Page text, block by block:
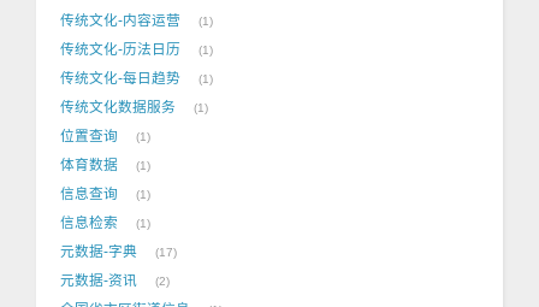
传统文化-内容运营 1
传统文化-历法日历 1
传统文化-每日趋势 1
传统文化数据服务 1
位置查询 1
体育数据 1
信息查询 1
信息检索 1
元数据-字典 17
元数据-资讯 2